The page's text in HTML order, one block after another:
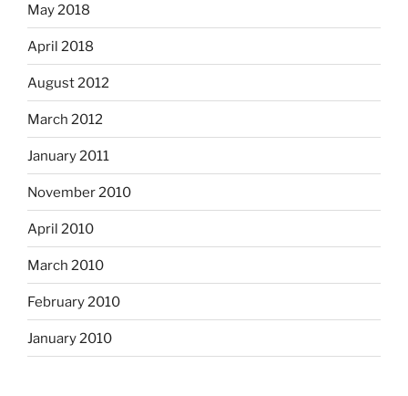
May 2018
April 2018
August 2012
March 2012
January 2011
November 2010
April 2010
March 2010
February 2010
January 2010